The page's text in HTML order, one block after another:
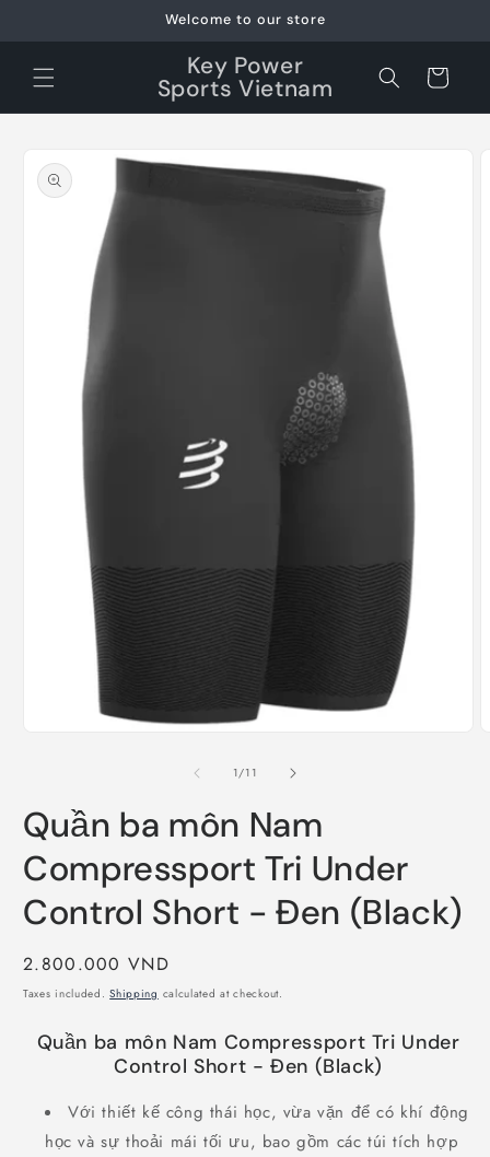
Welcome to our store
Key Power
Sports Vietnam Cart
product
information
1/of
11
Quần ba môn Nam
Compressport Tri Under
Control Short - Đen (Black)
Regular
price
2.800.000 VND
Taxes included.Shipping calculated at checkout.
Quần ba môn Nam Compressport Tri Under
Control Short - Đen (Black)
Với thiết kế công thái học, vừa vặn để có khí động
học và sự thoải mái tối ưu, bao gồm các túi tích hợp